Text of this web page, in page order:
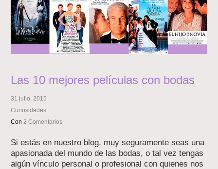
Las 10 mejores películas con bodas
31 julio, 2015
Curiosidades
Con 2 Comentarios
Si estás en nuestro blog, muy seguramente seas una
apasionada del mundo de las bodas, o tal vez tengas
algún vínculo personal o profesional con quienes nos